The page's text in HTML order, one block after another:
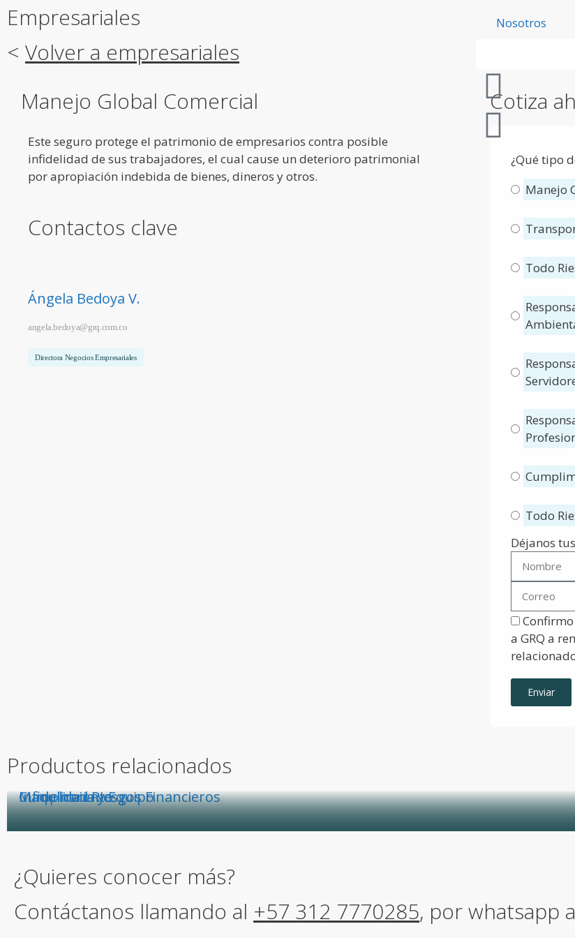
Nosotros
Empresariales
< Volver a empresariales
Manejo Global Comercial
Este seguro protege el patrimonio de empresarios contra posible
infidelidad de sus trabajadores, el cual cause un deterioro patrimonial
por apropiación indebida de bienes, dineros y otros.
Contactos clave
Ángela Bedoya V.
angela.bedoya@grq.com.co
Directora Negocios Empresariales
Cotiza
¿Qué tipo
Manejo
Todo
Todo
Déjanos
a GRQ a
Enviar
Productos relacionados
Infidelidad Riesgos Financieros
Maquinaria y Equipo
Cumplimiento
¿Quieres conocer más?
Contáctanos llamando al +57 312 7770285, por whatsapp